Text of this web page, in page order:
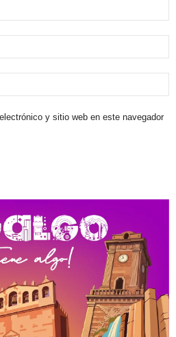
y sitio web en este navegador